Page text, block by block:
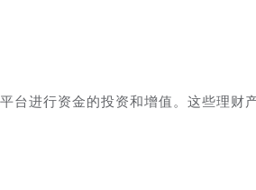
台进行资金的投资和增值。这些理财